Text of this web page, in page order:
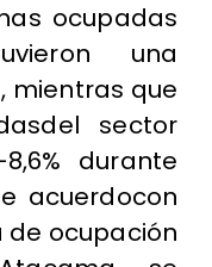
ocupadas
una
mientras que
sector
durante
acuerdocon
de ocupación